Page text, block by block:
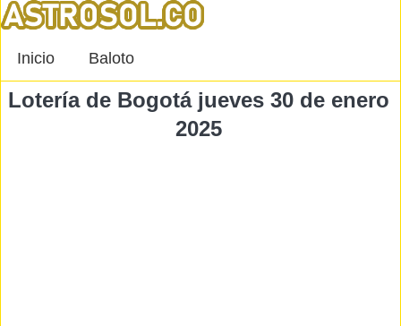
Inicio Baloto
Lotería de Bogotá jueves 30 de enero
2025